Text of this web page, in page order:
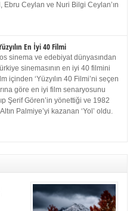
Ceylan ve Nuri Bilgi Ceylan’ın
En İyi 40 Filmi
sinema ve edebiyat dünyasından
sinemasının en iyi 40 filmini
içinden ‘Yüzyılın 40 Filmi’ni seçen
göre en iyi film senaryosunu
Şerif Gören’in yönettiği ve 1982
Palmiye’yi kazanan ‘Yol’ oldu.